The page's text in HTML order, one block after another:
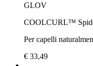
GLOV
COOLCURL™
Per capelli
€ 33,49